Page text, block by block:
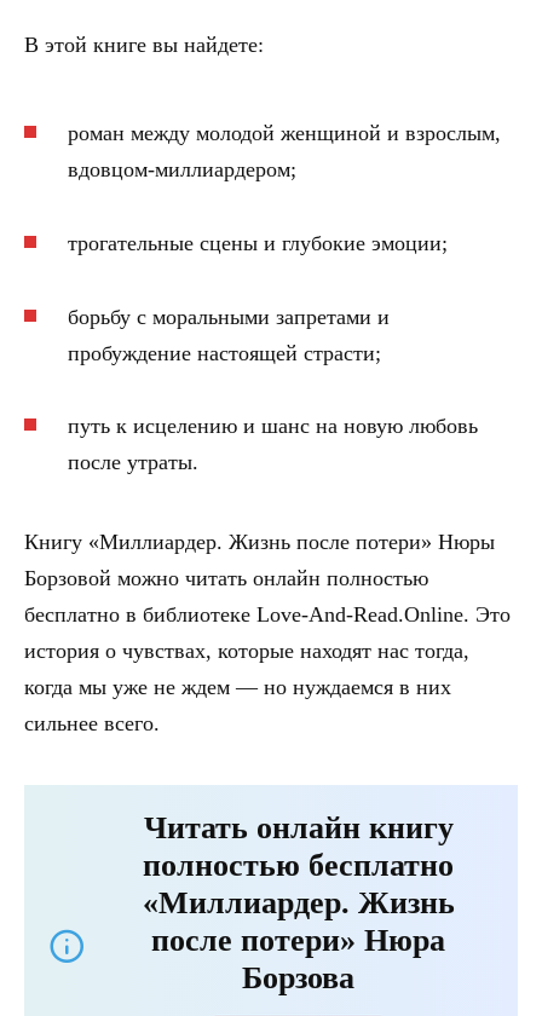
В этой книге вы найдете:
роман между молодой женщиной и взрослым,
вдовцом-миллиардером;
трогательные сцены и глубокие эмоции;
борьбу с моральными запретами и
пробуждение настоящей страсти;
путь к исцелению и шанс на новую любовь
после утраты.
Книгу «Миллиардер. Жизнь после потери» Нюры
Борзовой можно читать онлайн полностью
бесплатно в библиотеке Love-And-Read.Online. Это
история о чувствах, которые находят нас тогда,
когда мы уже не ждем — но нуждаемся в них
сильнее всего.
Читать онлайн книгу
полностью бесплатно
«Миллиардер. Жизнь
после потери» Нюра
Борзова